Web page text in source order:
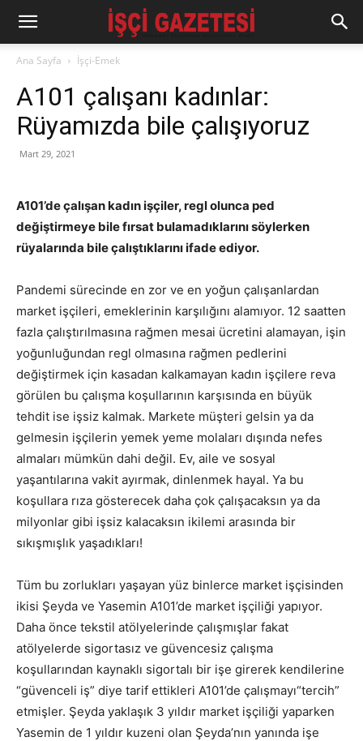
Ana Sayfa İşçi-Emek
A101 çalışanı kadınlar:
Rüyamızda bile çalışıyoruz
Mart 29, 2021
A101’de çalışan kadın işçiler, regl olunca ped
değiştirmeye bile fırsat bulamadıklarını söylerken
rüyalarında bile çalıştıklarını ifade ediyor.
Pandemi sürecinde en zor ve en yoğun çalışanlardan
market işçileri, emeklerinin karşılığını alamıyor. 12 saatten
fazla çalıştırılmasına rağmen mesai ücretini alamayan, işin
yoğunluğundan regl olmasına rağmen pedlerini
değiştirmek için kasadan kalkamayan kadın işçilere reva
görülen bu çalışma koşullarının karşısında en büyük
tehdit ise işsiz kalmak. Markete müşteri gelsin ya da
gelmesin işçilerin yemek yeme molaları dışında nefes
almaları mümkün dahi değil. Ev, aile ve sosyal
yaşantılarına vakit ayırmak, dinlenmek hayal. Ya bu
koşullara rıza gösterecek daha çok çalışacaksın ya da
milyonlar gibi işsiz kalacaksın ikilemi arasında bir
sıkışmışlık yaşadıkları!
Tüm bu zorlukları yaşayan yüz binlerce market işçisinden
ikisi Şeyda ve Yasemin A101’de market işçiliği yapıyor.
Daha önce tekstil atölyelerinde çalışmışlar fakat
atölyelerde sigortasız ve güvencesiz çalışma
koşullarından kaynaklı sigortalı bir işe girerek kendilerine
“güvenceli iş” diye tarif ettikleri A101’de çalışmayı“tercih”
etmişler. Şeyda yaklaşık 3 yıldır market işçiliği yaparken
Yasemin de 1 yıldır kuzeni olan Şeyda’nın yanında işe